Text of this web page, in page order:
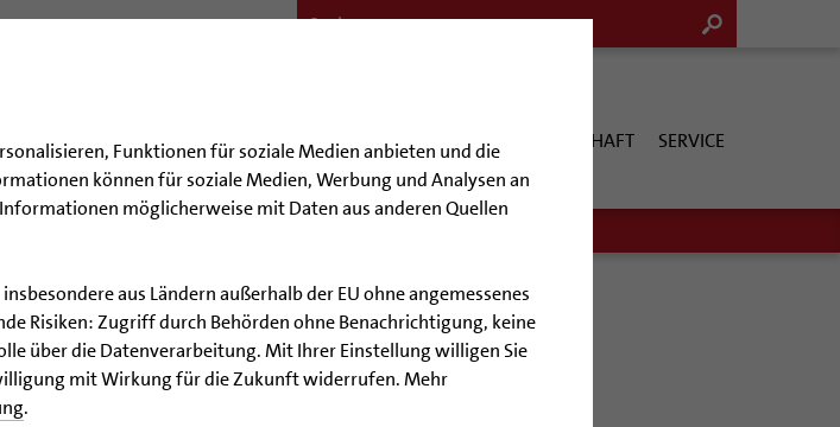
Funktionen für soziale Medien anbieten und die
können für soziale Medien, Werbung und Analysen an
möglicherweise mit Daten aus anderen Quellen
aus Ländern außerhalb der EU ohne angemessenes
Risiken: Zugriff durch Behörden ohne Benachrichtigung, keine
über die Datenverarbeitung. Mit Ihrer Einstellung willigen Sie
mit Wirkung für die Zukunft widerrufen. Mehr
.
BERATUNG & HILFE BILDUNG & KULTUR KIRCHE & GESELLSCHAFT SERVICE
Umwelt